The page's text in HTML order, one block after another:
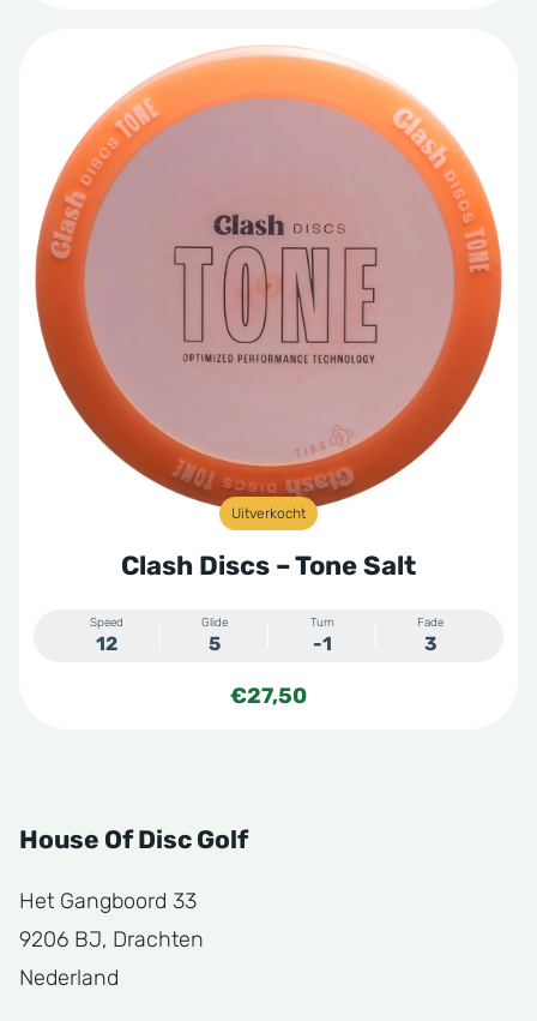
Uitverkocht
Clash Discs – Tone Salt
Speed
12
Glide
5
Turn
-1
Fade
3
€27,50
House Of Disc Golf
Het Gangboord 33
9206 BJ, Drachten
Nederland